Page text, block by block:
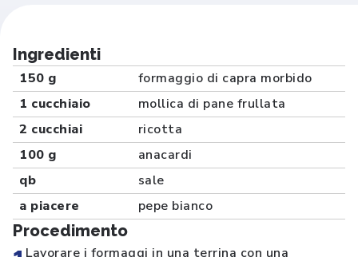
Ingredienti
150 g
formaggio di capra morbido
1 cucchiaio
mollica di pane frullata
2 cucchiai
ricotta
100 g
anacardi
qb
sale
a piacere
pepe bianco
Procedimento
Lavorare i formaggi in una terrina con una